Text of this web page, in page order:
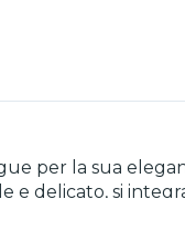
per la sua
e delicato, si
di soli 9,5 cm,